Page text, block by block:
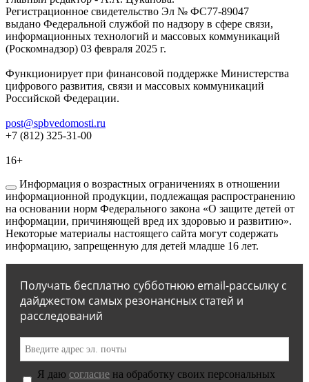
Регистрационное свидетельство Эл № ФС77-89047
выдано Федеральной службой по надзору в сфере связи,
информационных технологий и массовых коммуникаций
(Роскомнадзор) 03 февраля 2025 г.
Функционирует при финансовой поддержке Министерства
цифрового развития, связи и массовых коммуникаций
Российской Федерации.
post@spbvedomosti.ru
+7 (812) 325-31-00
16+
Информация о возрастных ограничениях в отношении
информационной продукции, подлежащая распространению
на основании норм Федерального закона «О защите детей от
информации, причиняющей вред их здоровью и развитию».
Некоторые материалы настоящего сайта могут содержать
информацию, запрещенную для детей младше 16 лет.
Получать бесплатно субботнюю email-рассылку с
дайджестом самых резонансных статей и
расследований
Я даю согласие на обработку своих персональных